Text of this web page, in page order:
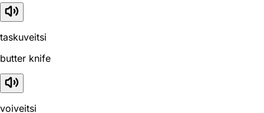
taskuveitsi
butter knife
voiveitsi